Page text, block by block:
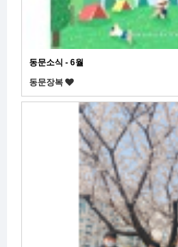
동문소식 - 6월
동문장복